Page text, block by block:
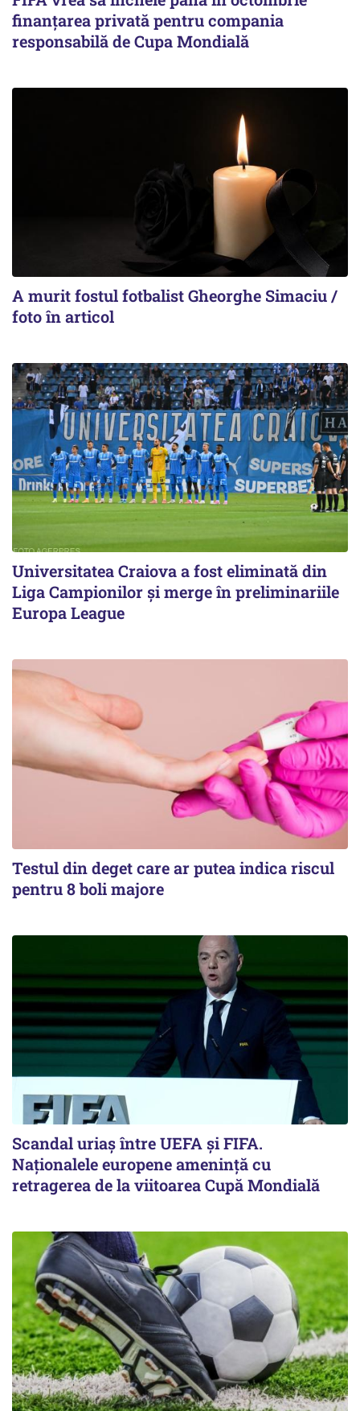
finanțarea privată pentru compania
responsabilă de Cupa Mondială
A murit fostul fotbalist Gheorghe Simaciu /
foto în articol
Universitatea Craiova a fost eliminată din
Liga Campionilor şi merge în preliminariile
Europa League
Testul din deget care ar putea indica riscul
pentru 8 boli majore
Scandal uriaş între UEFA şi FIFA.
Naţionalele europene ameninţă cu
retragerea de la viitoarea Cupă Mondială